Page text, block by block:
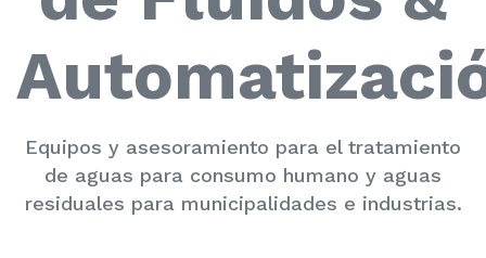
Equipos y asesoramiento para el tratamiento
de aguas para consumo humano y aguas
residuales para municipalidades e industrias.